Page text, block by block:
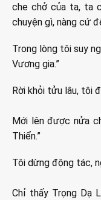
che chở của ta, ta
chuyện gì, nàng cứ
Trong lòng tôi suy
Vương gia.”
Rời khỏi tửu lâu, tôi
Mới lên được nửa
Thiển.”
Tôi dừng động tác,
Chỉ thấy Trọng Dạ